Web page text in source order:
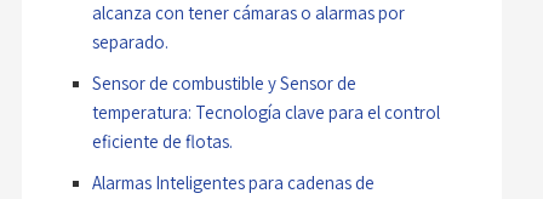
alcanza con tener cámaras o alarmas por
separado.
Sensor de combustible y Sensor de
temperatura: Tecnología clave para el control
eficiente de flotas.
Alarmas Inteligentes para cadenas de